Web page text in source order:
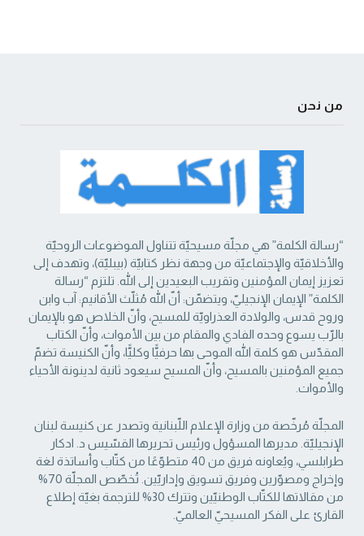
من نحن
“رسالة الكلمة” هي مجلّة مسيحيّة تتناول الموضوعات الروحيّة
والأخلاقيّة والإجتماعيّة من ‏وجهة نظر كتابيّة (بيبليّة)، وتهدف إلى
تعزيز إيمان المؤمنين وتقريب البعيدين إلى الله. تلتزم “رسالة
‏الكلمة” الإيمان الإنجيليّ، ويتضمّن: أنّ الله مُثلّث الأقانيم: آب وابن
وروح قدس، والولادة العذراويّة ‏للمسيح، وأنّ الخلاص هو بالإيمان
بالرّب يسوع وحده الفادي والمقام من بين الأموات، وأنّ الكتاب
‏المقدّس هو كلمة الله الموحى بها حرفيًّا وكليًّا، وأنّ الكنيسة تضمّ
جميع المؤمنين بالمسيح، وأنّ المسيح ‏سيعود ثانية لدينونة الأحياء
والأموات. ‏
المجلّة مُرخّصة من وزارة الإعلام اللّبنانية وتصدر عن كنيسة لبنان
الإنجيليّة. مديرها المسؤول ‏ورئيس تحريرها القسّيس د. ادكار
طرابلسي، ويُعاونه فريق من 40 متطوّعًا من كتّاب وأساتذة لغة
‏وإخراج ومصوّرين وفريق تسويق وإداريّين. تُخصّص المجلّة 70%
من مقالاتها للكتّاب الوطنيّين ‏وتترك 30% للترجمة بغيّة إطلاع
القارئ على الفكر المسيحيّ العالميّ.‏